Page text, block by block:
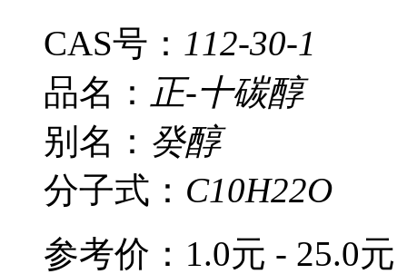
CAS号： 112-30-1
品名： 正-十碳醇
别名： 癸醇
分子式： C10H22O
参考价： 1.0元 - 25.0元